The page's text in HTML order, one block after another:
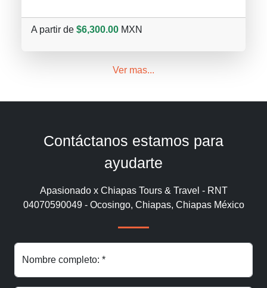
A partir de $6,300.00 MXN
Ver mas...
Contáctanos estamos para
ayudarte
Apasionado x Chiapas Tours & Travel - RNT
04070590049 - Ocosingo, Chiapas, Chiapas México
Nombre completo: *